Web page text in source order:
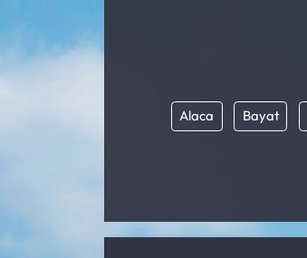
Alaca Bayat